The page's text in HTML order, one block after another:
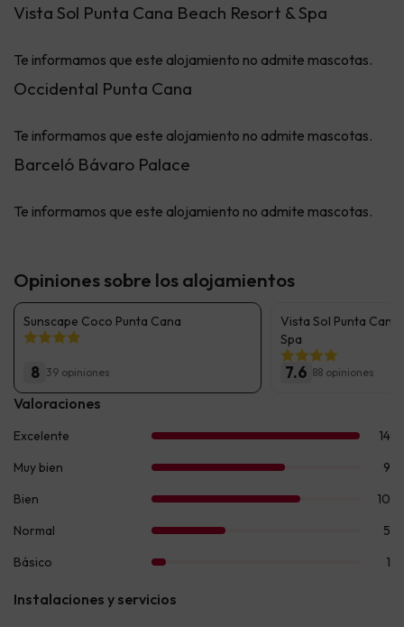
Vista Sol Punta Cana Beach Resort & Spa
Te informamos que este alojamiento no admite mascotas.
Occidental Punta Cana
Te informamos que este alojamiento no admite mascotas.
Barceló Bávaro Palace
Te informamos que este alojamiento no admite mascotas.
Opiniones sobre los alojamientos
Sunscape Coco Punta Cana
8 39 opiniones
Vista Sol Punta Cana
Spa
7.6 88 opiniones